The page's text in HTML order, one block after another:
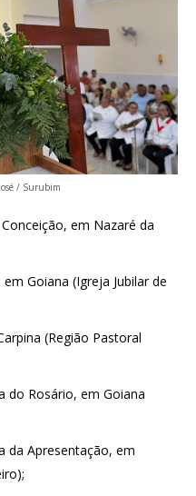
/ Surubim
em Nazaré da
Goiana (Igreja Jubilar de
(Região Pastoral
do Rosário, em Goiana
da Apresentação, em